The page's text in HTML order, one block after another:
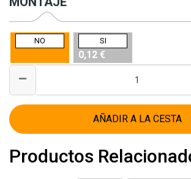
NO SI
0,12 €
AÑADIR A LA CESTA
Productos